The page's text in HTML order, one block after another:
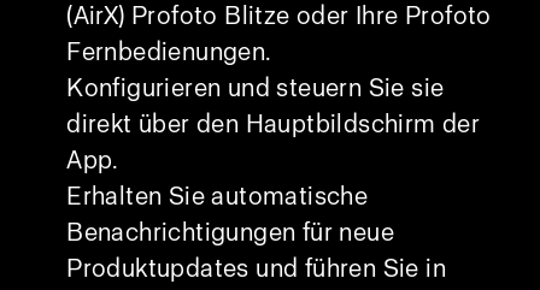
(AirX) Profoto Blitze oder Ihre Profoto
Fernbedienungen.
Konfigurieren und steuern Sie sie
direkt über den Hauptbildschirm der
App.
Erhalten Sie automatische
Benachrichtigungen für neue
Produktupdates und führen Sie in